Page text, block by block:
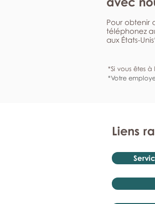
Pour obtenir
téléphonez
aux États-
*Si vous êtes
*Votre
Liens